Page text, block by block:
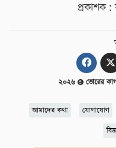
প্রকাশক :
২০২৬ ভোরের
আমাদের কথা যোগাযোগ